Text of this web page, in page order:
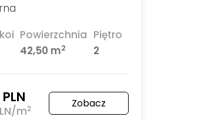
Powierzchnia
42,50 m2
Piętro
2
m2 Zobacz